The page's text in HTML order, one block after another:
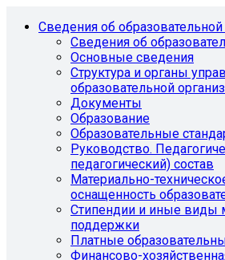
Сведения об
Сведения об
Основные сведения
Структура и органы
образовательной
Документы
Образование
Образовательные
Руководство.
педагогический) состав
Материально-
оснащенность
Стипендии и иные виды
поддержки
Платные
Финансово-